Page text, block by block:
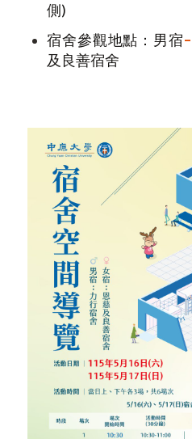
側)
宿舍參觀地點：男宿–
及良善宿舍